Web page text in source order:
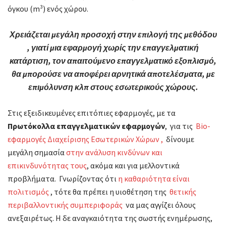
όγκου (m³) ενός χώρου.
Χρειάζεται μεγάλη προσοχή στην επιλογή της μεθόδου
, γιατί μια εφαρμογή χωρίς την επαγγελματική
κατάρτιση, τον απαιτούμενο επαγγελματικό εξοπλισμό,
θα μπορούσε να αποφέρει αρνητικά αποτελέσματα, με
επιμόλυνση κλπ στους εσωτερικούς χώρους.
Στις εξειδικευμένες επιτόπιες εφαρμογές, με τα
Πρωτόκολλα επαγγελματικών εφαρμογών, για τις Bio-
εφαρμογές Διαχείρισης Εσωτερικών Χώρων , δίνουμε
μεγάλη σημασία στην ανάλυση κινδύνων και
επικινδυνότητας τους, ακόμα και για μελλοντικά
προβλήματα. Γνωρίζοντας ότι η καθαριότητα είναι
πολιτισμός , τότε θα πρέπει η υιοθέτηση της θετικής
περιβαλλοντικής συμπεριφοράς να μας αγγίζει όλους
ανεξαιρέτως. Η δε αναγκαιότητα της σωστής ενημέρωσης,